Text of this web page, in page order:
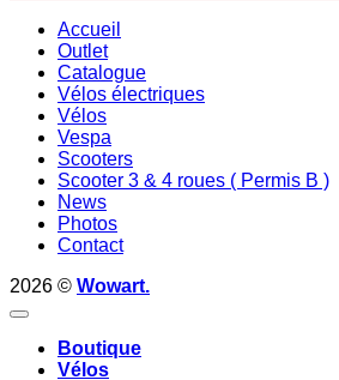
Accueil
Outlet
Catalogue
Vélos électriques
Vélos
Vespa
Scooters
Scooter 3 & 4 roues ( Permis B )
News
Photos
Contact
2026 © Wowart.
Boutique
Vélos